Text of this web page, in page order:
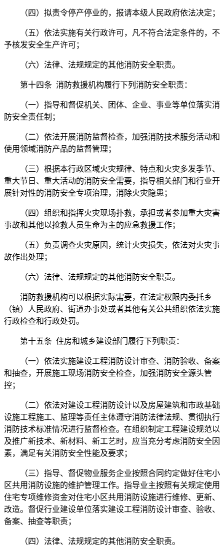
（四）拟责令停产停业的，报请本级人民政府依法决定；
（五）依法实施有关行政许可，凡不符合法定条件的，不
予核发安全生产许可；
（六）法律、法规规定的其他消防安全职责。
第十四条 消防救援机构履行下列消防安全职责：
（一）指导和督促机关、团体、企业、事业等单位落实消
防安全责任制；
（二）依法开展消防监督检查，加强消防技术服务活动和
使用领域消防产品的监督管理；
（三）根据本行政区域火灾规律、特点和火灾多发季节、
重大节日、重大活动的消防安全需要，指导相关部门和行业开
展针对性的消防安全专项治理，消除火灾隐患；
（四）组织和指挥火灾现场扑救，承担或者参加重大灾害
事故和其他以抢救人员生命为主的应急救援工作；
（五）负责调查火灾原因，统计火灾损失，依法对火灾事
故作出处理；
（六）法律、法规规定的其他消防安全职责。
消防救援机构可以根据实际需要，在法定权限内委托乡
（镇）人民政府、街道办事处或者其他有关公共组织依法实施
行政检查和行政处罚。
第十五条 住房和城乡建设部门履行下列职责：
（一）依法实施建设工程消防设计审查、消防验收、备案
和抽查，开展施工现场消防安全检查，加强消防安全源头管
控；
（二）依法对建设工程消防设计以及房屋建筑和市政基础
设施工程施工、监理等责任主体遵守消防法律法规、贯彻执行
消防技术标准情况进行监督检查。在组织制定工程建设规范以
及推广新技术、新材料、新工艺时，应当充分考虑消防安全因
素，满足有关消防安全性能及要求；
（三）指导、督促物业服务企业按照合同约定做好住宅小
区共用消防设施的维护管理工作。指导业主按照有关规定使用
住宅专项维修资金对住宅小区共用消防设施进行维修、更新、
改造。督促行业建设单位落实建设工程消防设计审查、验收、
备案、抽查等职责；
（四）法律、法规规定的其他消防安全职责。